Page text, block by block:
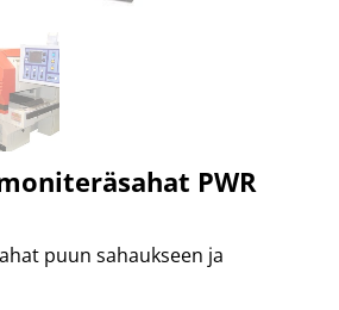
moniteräsahat PWR
puun sahaukseen ja